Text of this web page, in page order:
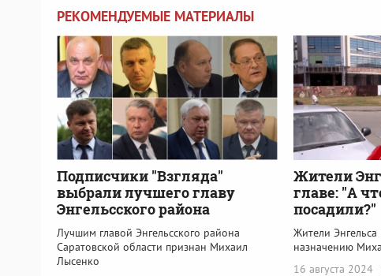
РЕКОМЕНДУЕМЫЕ МАТЕРИАЛЫ
Подписчики "Взгляда"
выбрали лучшего главу
Энгельсского района
Лучшим главой Энгельсского района
Саратовской области признан Михаил
Лысенко
Жители
главе: "А
посадили?"
Жители
назначению
16 августа 2024